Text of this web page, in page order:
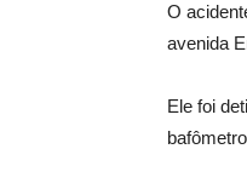
O
avenida
Ele foi